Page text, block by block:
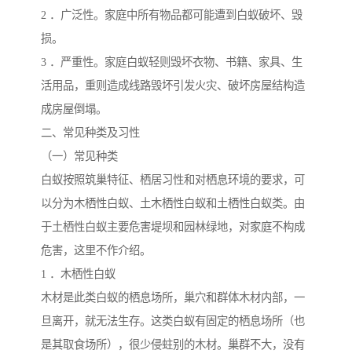
2 ．广泛性。家庭中所有物品都可能遭到白蚁破坏、毁
损。
3 ．严重性。家庭白蚁轻则毁坏衣物、书籍、家具、生
活用品，重则造成线路毁坏引发火灾、破坏房屋结构造
成房屋倒塌。
二、常见种类及习性
（一）常见种类
白蚁按照筑巢特征、栖居习性和对栖息环境的要求，可
以分为木栖性白蚁、土木栖性白蚁和土栖性白蚁类。由
于土栖性白蚁主要危害堤坝和园林绿地，对家庭不构成
危害，这里不作介绍。
1 ．木栖性白蚁
木材是此类白蚁的栖息场所，巢穴和群体木材内部，一
旦离开，就无法生存。这类白蚁有固定的栖息场所（也
是其取食场所），很少侵蛀别的木材。巢群不大，没有